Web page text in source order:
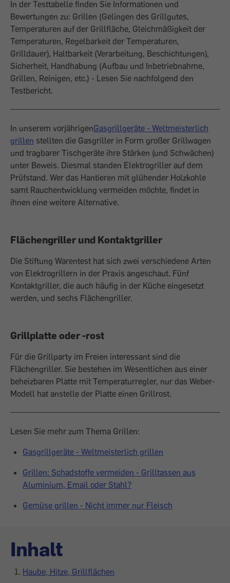
In der Testtabelle finden Sie Informationen und
Bewertungen zu: Grillen (Gelingen des Grillgutes,
Temperaturen auf der Grillfläche, Gleichmäßigkeit der
Temperaturen, Regelbarkeit der Temperaturen,
Grilldauer), Haltbarkeit (Verarbeitung, Beschichtungen),
Sicherheit, Handhabung (Aufbau und Inbetriebnahme,
Grillen, Reinigen, etc.) - Lesen Sie nachfolgend den
Testbericht.
In unserem vorjährigenGasgrillgeräte - Weltmeisterlich
grillen stellten die Gasgriller in Form großer Grillwagen
und tragbarer Tischgeräte ihre Stärken (und Schwächen)
unter Beweis. Diesmal standen Elektrogriller auf dem
Prüfstand. Wer das Hantieren mit glühender Holzkohle
samt Rauchentwicklung vermeiden möchte, findet in
ihnen eine weitere Alternative.
Flächengriller und Kontaktgriller
Die Stiftung Warentest hat sich zwei verschiedene Arten
von Elektrogrillern in der Praxis angeschaut. Fünf
Kontaktgriller, die auch häufig in der Küche eingesetzt
werden, und sechs Flächengriller.
Grillplatte oder -rost
Für die Grillparty im Freien interessant sind die
Flächengriller. Sie bestehen im Wesentlichen aus einer
beheizbaren Platte mit Temperaturregler, nur das Weber-
Modell hat anstelle der Platte einen Grillrost.
Lesen Sie mehr zum Thema Grillen:
Gasgrillgeräte - Weltmeisterlich grillen
Grillen: Schadstoffe vermeiden - Grilltassen aus
Aluminium, Email oder Stahl?
Gemüse grillen - Nicht immer nur Fleisch
Inhalt
Haube, Hitze, Grillflächen